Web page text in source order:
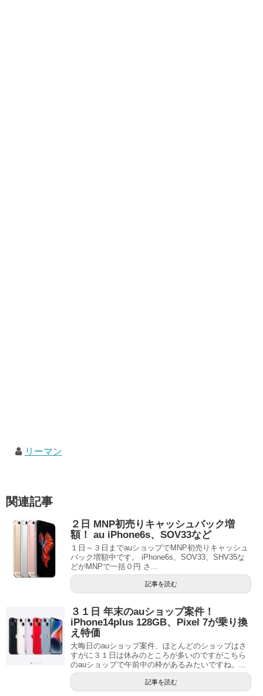
リーマン
関連記事
２日 MNP初売りキャッシュバック増
額！ au iPhone6s、SOV33など
１日～３日までauショップでMNP初売りキャッシュ
バック増額中です。 iPhone6s、SOV33、SHV35な
どがMNPで一括０円 さ...
記事を読む
３１日 年末のauショップ案件！
iPhone14plus 128GB、Pixel 7が乗り換
え特価
大晦日のauショップ案件、ほとんどのショップはさ
すがに３１日は休みのところが多いのですがこちら
のauショップで午前中の枠があるみたいですね。...
記事を読む